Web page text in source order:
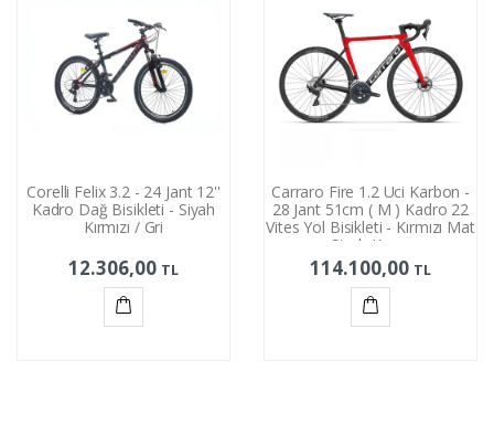
Corelli Felix 3.2 - 24 Jant 12''
Kadro Dağ Bisikleti - Siyah
Kırmızı / Gri
12.306,00 TL
Carraro Fire 1.2 Uci Karbon -
28 Jant 51cm ( M ) Kadro 22
Vites Yol Bisikleti - Kırmızı Mat
Siyah Krom
114.100,00 TL